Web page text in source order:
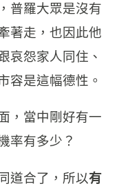
普羅大眾是沒有
著走，也因此他
哀怨家人同住、
容是這幅德性。
，當中剛好有一
率有多少？
道合了，所以有